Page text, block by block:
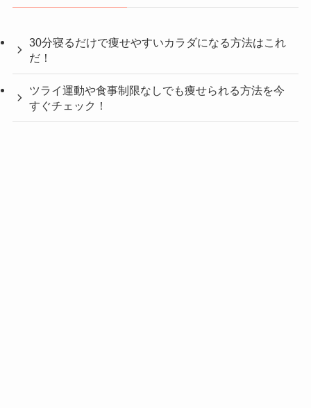
30分寝るだけで痩せやすいカラダになる方法はこれ
だ！
ツライ運動や食事制限なしでも痩せられる方法を今
すぐチェック！